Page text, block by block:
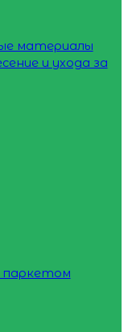
материалы
и ухода за
паркетом